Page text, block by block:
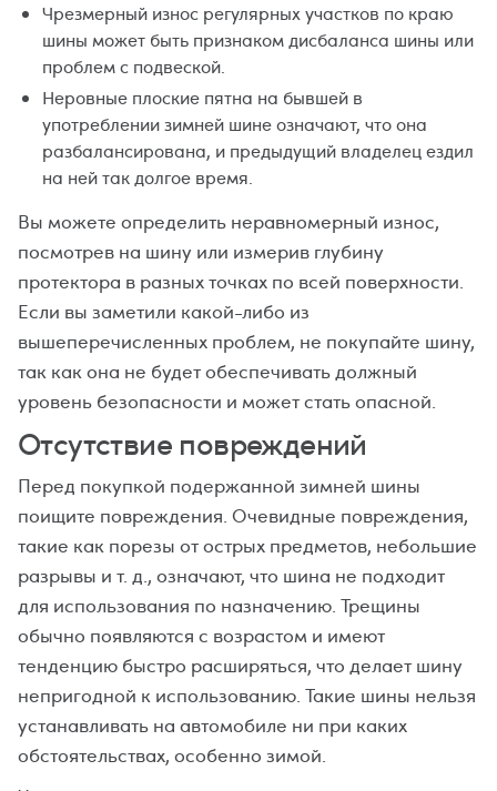
Чрезмерный износ регулярных участков по краю
шины может быть признаком дисбаланса шины или
проблем с подвеской.
Неровные плоские пятна на бывшей в
употреблении зимней шине означают, что она
разбалансирована, и предыдущий владелец ездил
на ней так долгое время.
Вы можете определить неравномерный износ,
посмотрев на шину или измерив глубину
протектора в разных точках по всей поверхности.
Если вы заметили какой-либо из
вышеперечисленных проблем, не покупайте шину,
так как она не будет обеспечивать должный
уровень безопасности и может стать опасной.
Отсутствие повреждений
Перед покупкой подержанной зимней шины
поищите повреждения. Очевидные повреждения,
такие как порезы от острых предметов, небольшие
разрывы и т. д., означают, что шина не подходит
для использования по назначению. Трещины
обычно появляются с возрастом и имеют
тенденцию быстро расширяться, что делает шину
непригодной к использованию. Такие шины нельзя
устанавливать на автомобиле ни при каких
обстоятельствах, особенно зимой.